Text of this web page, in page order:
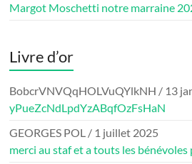
Margot Moschetti notre marraine
Livre d’or
BobcrVNVQqHOLVuQYlkNH / 13
yPueZcNdLpdYzABqfOzFsHaN
GEORGES POL / 1 juillet 2025
merci au staf et a touts les bénévoles